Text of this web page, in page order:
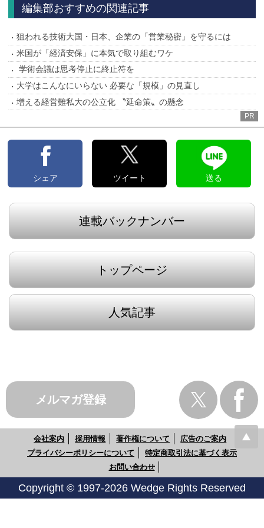
編集部おすすめの関連記事
狙われる技術大国・日本、企業の「営業秘密」を守るには
米国が「経済安保」に本気で取り組むワケ
学術会議は思考停止に終止符を
大学はこんなにいらない 必要な「規模」の見直し
増える経営難私大の公立化 〝延命策〟の懸念
PR
シェア ツイート 送る
連載バックナンバー
トップページ
人気記事
メルマガ登録
会社案内 採用情報 著作権について
広告のご案内
プライバシーポリシーについて
特定商取引法に基づく表示
お問い合わせ
Copyright © 1997-2026 Wedge Rights Reserved